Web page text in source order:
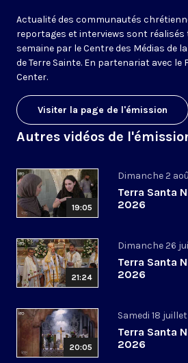
Actualité des communautés
reportages et interviews sont réalisés
semaine par le Centre des Médias de
de Terre Sainte. En partenariat avec le
Center.
Visiter la page de l'émission
Autres vidéos de
19:05
Dimanche 2
Terra Santa
2026
21:24
Dimanche 26
Terra Santa
2026
20:05
Samedi 18
Terra Santa
2026